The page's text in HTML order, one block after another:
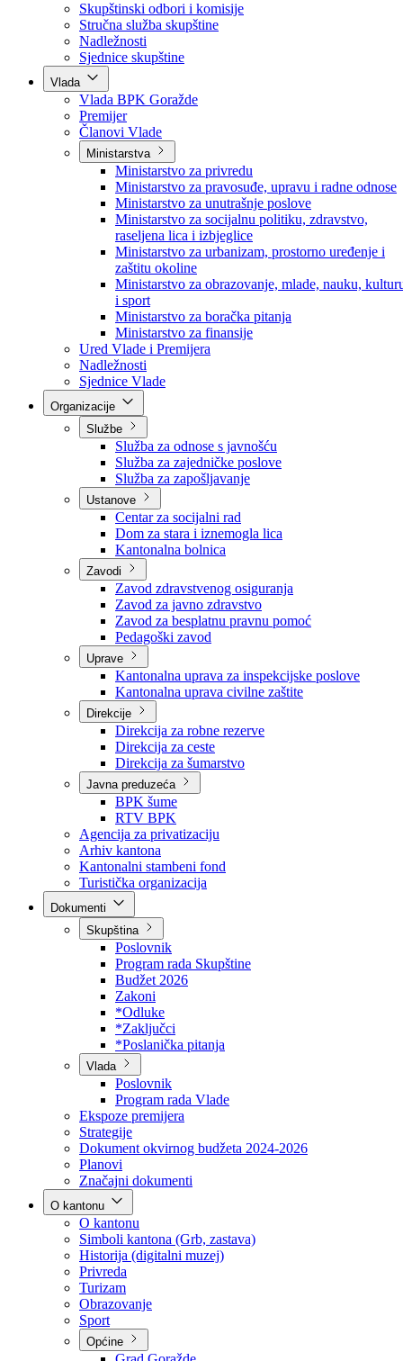
Poslanici po strankama
Poslanici po klubovima naroda
Kolegij skupštine
Skupštinski odbori i komisije
Stručna služba skupštine
Nadležnosti
Sjednice skupštine
Vlada
Vlada BPK Goražde
Premijer
Članovi Vlade
Ministarstva
Ministarstvo za privredu
Ministarstvo za pravosuđe, upravu i radne odnose
Ministarstvo za unutrašnje poslove
Ministarstvo za socijalnu politiku, zdravstvo,
raseljena lica i izbjeglice
Ministarstvo za urbanizam, prostorno uređenje i
zaštitu okoline
Ministarstvo za obrazovanje, mlade, nauku,
i sport
Ministarstvo za boračka pitanja
Ministarstvo za finansije
Ured Vlade i Premijera
Nadležnosti
Sjednice Vlade
Službe
Služba za odnose s javnošću
Služba za zajedničke poslove
Služba za zapošljavanje
Ustanove
Centar za socijalni rad
Dom za stara i iznemogla lica
Kantonalna bolnica
Zavodi
Zavod zdravstvenog osiguranja
Zavod za javno zdravstvo
Zavod za besplatnu pravnu pomoć
Pedagoški zavod
Uprave
Kantonalna uprava za inspekcijske poslove
Kantonalna uprava civilne zaštite
Direkcije
Direkcija za robne rezerve
Direkcija za ceste
Direkcija za šumarstvo
Javna preduzeća
BPK šume
RTV BPK
Agencija za privatizaciju
Arhiv kantona
Kantonalni stambeni fond
Turistička organizacija
Skupština
Poslovnik
Program rada Skupštine
Budžet 2026
Zakoni
*Odluke
*Zaključci
*Poslanička pitanja
Vlada
Poslovnik
Program rada Vlade
Ekspoze premijera
Strategije
Dokument okvirnog budžeta 2024-2026
Planovi
Značajni dokumenti
O kantonu
O kantonu
Simboli kantona (Grb, zastava)
Historija (digitalni muzej)
Privreda
Turizam
Obrazovanje